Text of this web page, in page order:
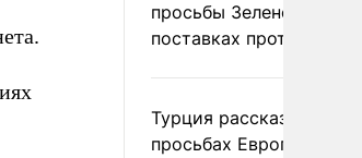
просьбы Зеленского о
поставках
Турция рассказала о
просьбах Европы